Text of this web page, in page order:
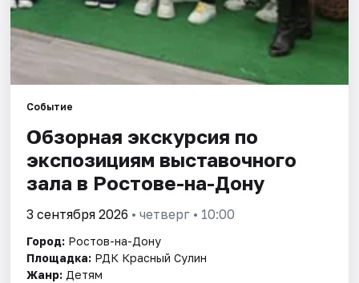
Событие
Обзорная экскурсия по
экспозициям выставочного
зала в Ростове-на-Дону
3 сентября 2026 • четверг • 10:00
Город: Ростов-на-Дону
Площадка: РДК Красный Сулин
Жанр: Детям